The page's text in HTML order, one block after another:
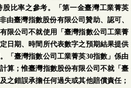
股比率之參考。「第一金臺灣工業菁英
由臺灣指數股份有限公司贊助、認可、
限公司不就使用「臺灣指數公司工業菁
日期、時間所代表數字之預期結果提供
「臺灣指數公司工業菁英30指數」係由
算；惟臺灣指數股份有限公司不就「臺
之錯誤承擔任何過失或其他賠償責任；